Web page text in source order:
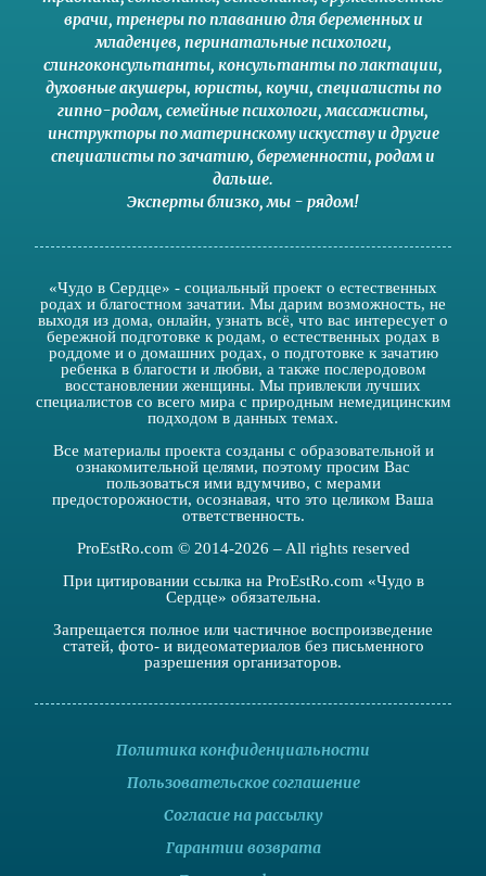
врачи, тренеры по плаванию для беременных и
младенцев, перинатальные психологи,
слингоконсультанты, консультанты по лактации,
духовные акушеры, юристы, коучи, специалисты по
гипно-родам, семейные психологи,массажисты,
инструкторы по материнскому искусствуи другие
специалисты по зачатию, беременности, родами
дальше.
Эксперты близко,мы - рядом!
«Чудо в Сердце» - социальный проект о естественных
родах и благостном зачатии. Мы дарим возможность, не
выходя из дома, онлайн, узнать всё, что вас интересует о
бережной подготовке к родам, о естественных родах в
роддоме и о домашних родах, о подготовке к зачатию
ребенка в благости и любви, а также послеродовом
восстановлении женщины. Мы привлекли лучших
специалистов со всего мира с природным немедицинским
подходом в данных темах.
Все материалы проекта созданы с образовательной и
ознакомительной целями, поэтому просим Вас
пользоваться ими вдумчиво, с мерами
предосторожности, осознавая, что это целиком Ваша
ответственность.
ProEstRo.com © 2014-2026 – All rights reserved
При цитировании ссылка на ProEstRo.com «Чудо в
Сердце» обязательна.
Запрещается полное или частичное воспроизведение
статей, фото- и видеоматериалов без письменного
разрешения организаторов.
Политика конфиденциальности
Пользовательское соглашение
Согласие на рассылку
Гарантии возврата